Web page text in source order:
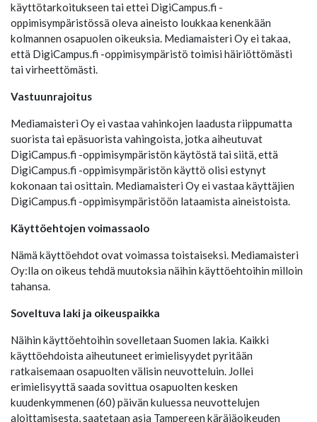
käyttötarkoitukseen tai ettei DigiCampus.fi -
oppimisympäristössä oleva aineisto loukkaa kenenkään
kolmannen osapuolen oikeuksia. Mediamaisteri Oy ei takaa,
että DigiCampus.fi -oppimisympäristö toimisi häiriöttömästi
tai virheettömästi.
Vastuunrajoitus
Mediamaisteri Oy ei vastaa vahinkojen laadusta riippumatta
suorista tai epäsuorista vahingoista, jotka aiheutuvat
DigiCampus.fi -oppimisympäristön käytöstä tai siitä, että
DigiCampus.fi -oppimisympäristön käyttö olisi estynyt
kokonaan tai osittain. Mediamaisteri Oy ei vastaa käyttäjien
DigiCampus.fi -oppimisympäristöön lataamista aineistoista.
Käyttöehtojen voimassaolo
Nämä käyttöehdot ovat voimassa toistaiseksi. Mediamaisteri
Oy:lla on oikeus tehdä muutoksia näihin käyttöehtoihin milloin
tahansa.
Soveltuva laki ja oikeuspaikka
Näihin käyttöehtoihin sovelletaan Suomen lakia. Kaikki
käyttöehdoista aiheutuneet erimielisyydet pyritään
ratkaisemaan osapuolten välisin neuvotteluin. Jollei
erimielisyyttä saada sovittua osapuolten kesken
kuudenkymmenen (60) päivän kuluessa neuvottelujen
aloittamisesta, saatetaan asia Tampereen käräjäoikeuden